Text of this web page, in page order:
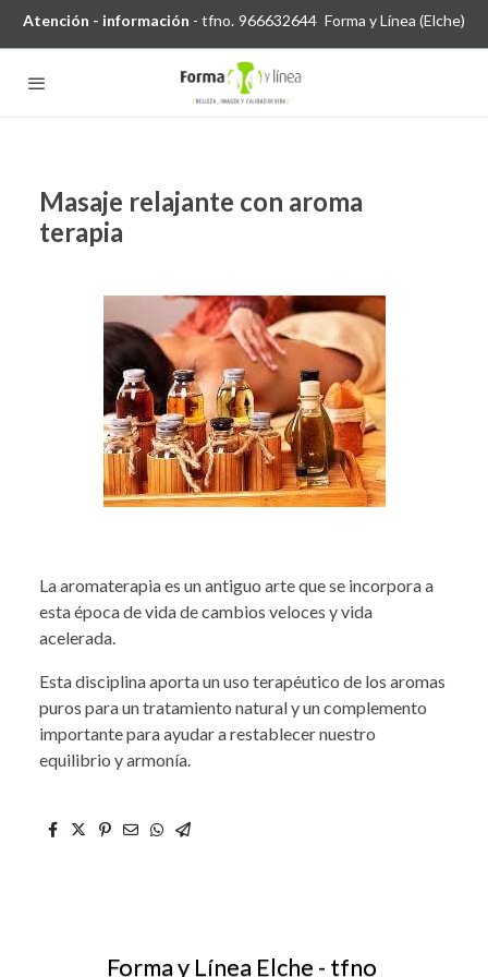
Atención - información - tfno. 966632644 Forma y Línea (Elche)
Masaje relajante con aroma
terapia
La aromaterapia es un antiguo arte que se incorpora a
esta época de vida de cambios veloces y vida
acelerada.
Esta disciplina aporta un uso terapéutico de los aromas
puros para un tratamiento natural y un complemento
importante para ayudar a restablecer nuestro
equilibrio y armonía.
Forma y Línea Elche - tfno